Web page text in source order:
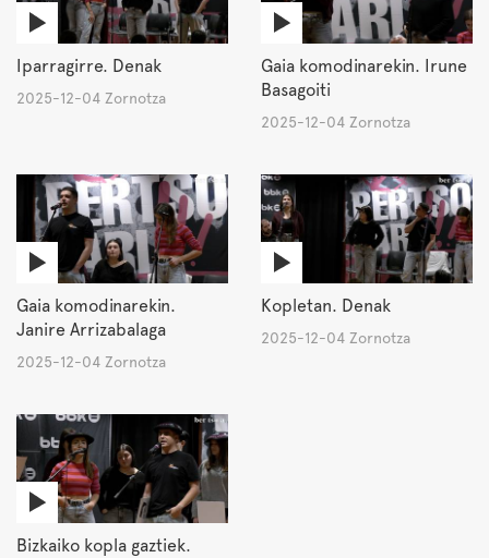
Iparragirre. Denak
2025-12-04 Zornotza
Gaia komodinarekin. Irune
Basagoiti
2025-12-04 Zornotza
Gaia komodinarekin.
Janire Arrizabalaga
2025-12-04 Zornotza
Kopletan. Denak
2025-12-04 Zornotza
Bizkaiko kopla gaztiek.